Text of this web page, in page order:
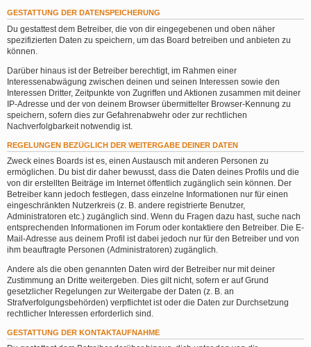
GESTATTUNG DER DATENSPEICHERUNG
Du gestattest dem Betreiber, die von dir eingegebenen und oben näher
spezifizierten Daten zu speichern, um das Board betreiben und anbieten zu
können.
Darüber hinaus ist der Betreiber berechtigt, im Rahmen einer
Interessenabwägung zwischen deinen und seinen Interessen sowie den
Interessen Dritter, Zeitpunkte von Zugriffen und Aktionen zusammen mit deiner
IP-Adresse und der von deinem Browser übermittelter Browser-Kennung zu
speichern, sofern dies zur Gefahrenabwehr oder zur rechtlichen
Nachverfolgbarkeit notwendig ist.
REGELUNGEN BEZÜGLICH DER WEITERGABE DEINER DATEN
Zweck eines Boards ist es, einen Austausch mit anderen Personen zu
ermöglichen. Du bist dir daher bewusst, dass die Daten deines Profils und die
von dir erstellten Beiträge im Internet öffentlich zugänglich sein können. Der
Betreiber kann jedoch festlegen, dass einzelne Informationen nur für einen
eingeschränkten Nutzerkreis (z. B. andere registrierte Benutzer,
Administratoren etc.) zugänglich sind. Wenn du Fragen dazu hast, suche nach
entsprechenden Informationen im Forum oder kontaktiere den Betreiber. Die E-
Mail-Adresse aus deinem Profil ist dabei jedoch nur für den Betreiber und von
ihm beauftragte Personen (Administratoren) zugänglich.
Andere als die oben genannten Daten wird der Betreiber nur mit deiner
Zustimmung an Dritte weitergeben. Dies gilt nicht, sofern er auf Grund
gesetzlicher Regelungen zur Weitergabe der Daten (z. B. an
Strafverfolgungsbehörden) verpflichtet ist oder die Daten zur Durchsetzung
rechtlicher Interessen erforderlich sind.
GESTATTUNG DER KONTAKTAUFNAHME